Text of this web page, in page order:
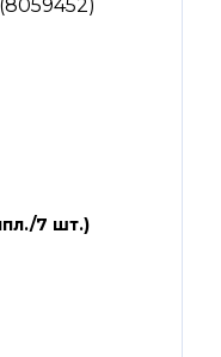
7 шт.)